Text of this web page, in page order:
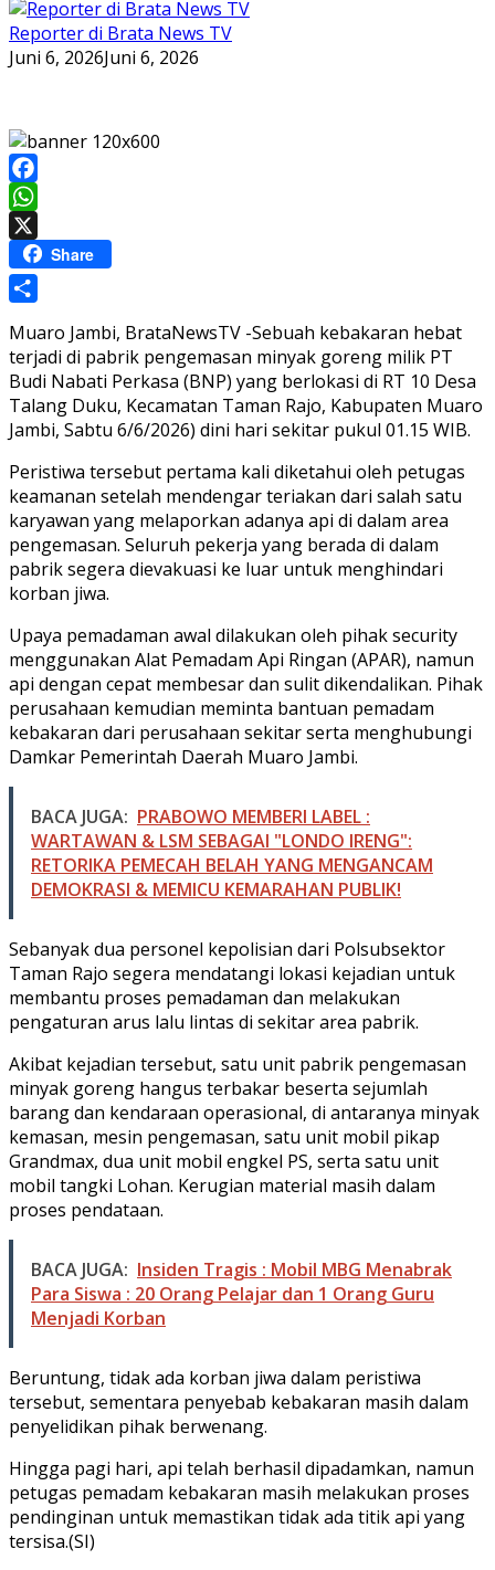
Reporter di Brata News TV
Juni 6, 2026Juni 6, 2026
Facebook
WhatsApp
Share
Muaro Jambi, BrataNewsTV -Sebuah kebakaran hebat
terjadi di pabrik pengemasan minyak goreng milik PT
Budi Nabati Perkasa (BNP) yang berlokasi di RT 10 Desa
Talang Duku, Kecamatan Taman Rajo, Kabupaten Muaro
Jambi, Sabtu 6/6/2026) dini hari sekitar pukul 01.15 WIB.
Peristiwa tersebut pertama kali diketahui oleh petugas
keamanan setelah mendengar teriakan dari salah satu
karyawan yang melaporkan adanya api di dalam area
pengemasan. Seluruh pekerja yang berada di dalam
pabrik segera dievakuasi ke luar untuk menghindari
korban jiwa.
Upaya pemadaman awal dilakukan oleh pihak security
menggunakan Alat Pemadam Api Ringan (APAR), namun
api dengan cepat membesar dan sulit dikendalikan. Pihak
perusahaan kemudian meminta bantuan pemadam
kebakaran dari perusahaan sekitar serta menghubungi
Damkar Pemerintah Daerah Muaro Jambi.
BACA JUGA: PRABOWO MEMBERI LABEL :
WARTAWAN & LSM SEBAGAI "LONDO IRENG":
RETORIKA PEMECAH BELAH YANG MENGANCAM
DEMOKRASI & MEMICU KEMARAHAN PUBLIK!
Sebanyak dua personel kepolisian dari Polsubsektor
Taman Rajo segera mendatangi lokasi kejadian untuk
membantu proses pemadaman dan melakukan
pengaturan arus lalu lintas di sekitar area pabrik.
Akibat kejadian tersebut, satu unit pabrik pengemasan
minyak goreng hangus terbakar beserta sejumlah
barang dan kendaraan operasional, di antaranya minyak
kemasan, mesin pengemasan, satu unit mobil pikap
Grandmax, dua unit mobil engkel PS, serta satu unit
mobil tangki Lohan. Kerugian material masih dalam
proses pendataan.
BACA JUGA: Insiden Tragis : Mobil MBG Menabrak
Para Siswa : 20 Orang Pelajar dan 1 Orang Guru
Menjadi Korban
Beruntung, tidak ada korban jiwa dalam peristiwa
tersebut, sementara penyebab kebakaran masih dalam
penyelidikan pihak berwenang.
Hingga pagi hari, api telah berhasil dipadamkan, namun
petugas pemadam kebakaran masih melakukan proses
pendinginan untuk memastikan tidak ada titik api yang
tersisa.(SI)